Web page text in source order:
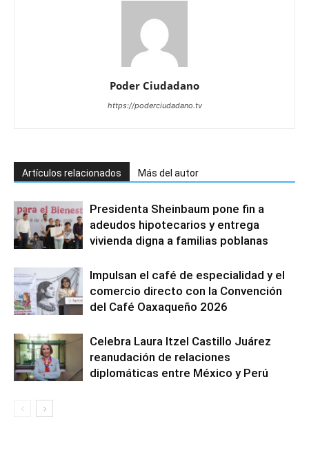
Poder Ciudadano
https://poderciudadano.tv
Artículos relacionados Más del autor
Presidenta Sheinbaum pone fin a
adeudos hipotecarios y entrega
vivienda digna a familias poblanas
Impulsan el café de especialidad y el
comercio directo con la Convención
del Café Oaxaqueño 2026
Celebra Laura Itzel Castillo Juárez
reanudación de relaciones
diplomáticas entre México y Perú